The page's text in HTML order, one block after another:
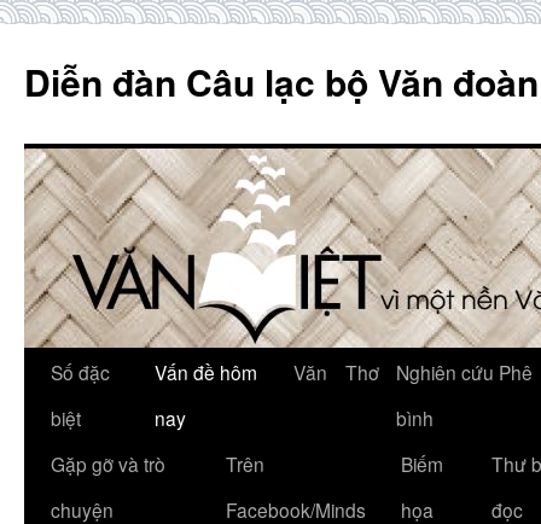
content
Diễn đàn Câu lạc bộ Văn
Số đặc
biệt
Vấn đề hôm
nay
Văn Thơ
Nghiên cứu Phê
bình
Gặp gỡ và trò
chuyện
Trên
Facebook/Minds
Biếm
họa
Thư
đọc